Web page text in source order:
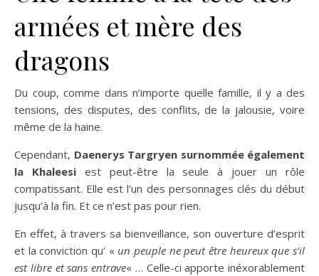
armées et mère des
dragons
Du coup, comme dans n’importe quelle famille, il y a des
tensions, des disputes, des conflits, de la jalousie, voire
même de la haine.
Cependant, Daenerys Targryen surnommée également
la Khaleesiest peut-être la seule à jouer un rôle
compatissant. Elle est l’un des personnages clés du début
jusqu’à la fin. Et ce n’est pas pour rien.
En effet, à travers sa bienveillance, son ouverture d’esprit
et la conviction qu’ « un peuple ne peut être heureux que s’il
est libre et sans entrave« … Celle-ci apporte inéxorablement